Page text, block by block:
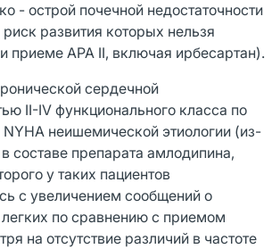
- острой почечной недостаточности
развития которых нельзя
приеме АРА II, включая ирбесартан).
сердечной
II-IV функционального класса по
неишемической этиологии (из-
составе препарата амлодипина,
у таких пациентов
с увеличением сообщений о
легких по сравнению с приемом
на отсутствие различий в частоте